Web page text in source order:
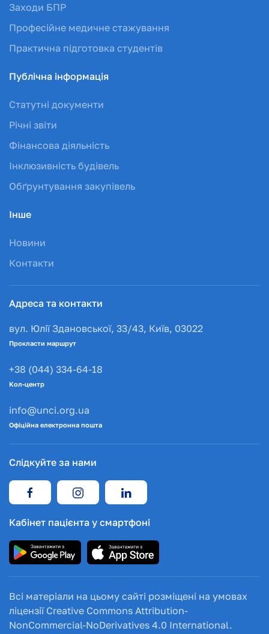
Заходи БПР
Професійне медичне стажування
Практична підготовка студентів
Публічна інформація
Статутні документи
Річні звіти
Фінансова діяльність
Інклюзивність будівель
Обґрунтування закупівель
Інше
Новини
Контакти
Адреса та контакти
вул. Юлії Здановської, 33/43, Київ, 03022
Прокласти маршрут
+38 (044) 334-64-18
Кол-центр
info@unci.org.ua
Офіційна електронна пошта
Слідкуйте за нами
Кабінет пацієнта у смартфоні
Всі матеріали на цьому сайті розміщені на умовах
ліцензії Creative Commons Attribution-
NonCommercial-NoDerivatives 4.0 International.